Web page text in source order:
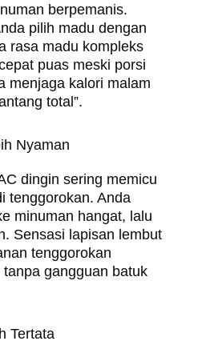
berpemanis.
pilih madu dengan
rasa madu kompleks
puas meski porsi
menjaga kalori malam
total”.
Nyaman
dingin sering memicu
tenggorokan. Anda
minuman hangat, lalu
Sensasi lapisan lembut
tenggorokan
gangguan batuk
Tertata